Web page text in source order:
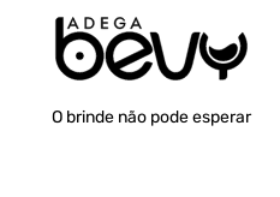
O brinde não pode esperar